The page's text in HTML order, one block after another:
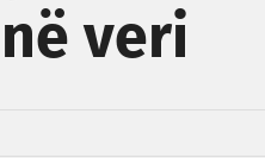
veri